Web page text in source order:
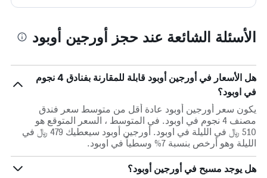
الأسئلة الشائعة عند حجز أورجين أوبود
هل الأسعار في أورجين أوبود قابلة للمقارنة بفنادق 4 نجوم
في اوبود؟
يكون سعر أورجين أوبود عادة أقل من متوسط ​​سعر فندق
مصنف 4 نجوم في اوبود. في المتوسط ، السعر المتوقع هو
510 ﷼ في الليلة في اوبود. أورجين أوبود سيعطيك 479 ﷼ في
الليلة وهو أرخص بنسبة 7% وسطياً في اوبود.
هل يوجد مسبح في أورجين أوبود؟